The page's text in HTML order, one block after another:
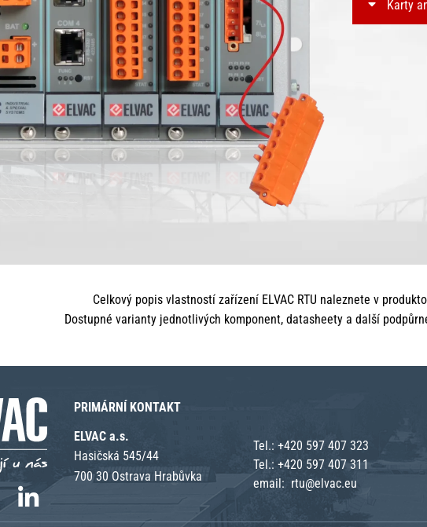
Karty
Celkový popis vlastností zařízení ELVAC RTU naleznete v
Dostupné varianty jednotlivých komponent, datasheety a další
PRIMÁRNÍ KONTAKT
ELVAC a.s.
Hasičská 545/44
700 30 Ostrava Hrabůvka
Tel.: +420 597 407 323
Tel.: +420 597 407 311
email: rtu@elvac.eu